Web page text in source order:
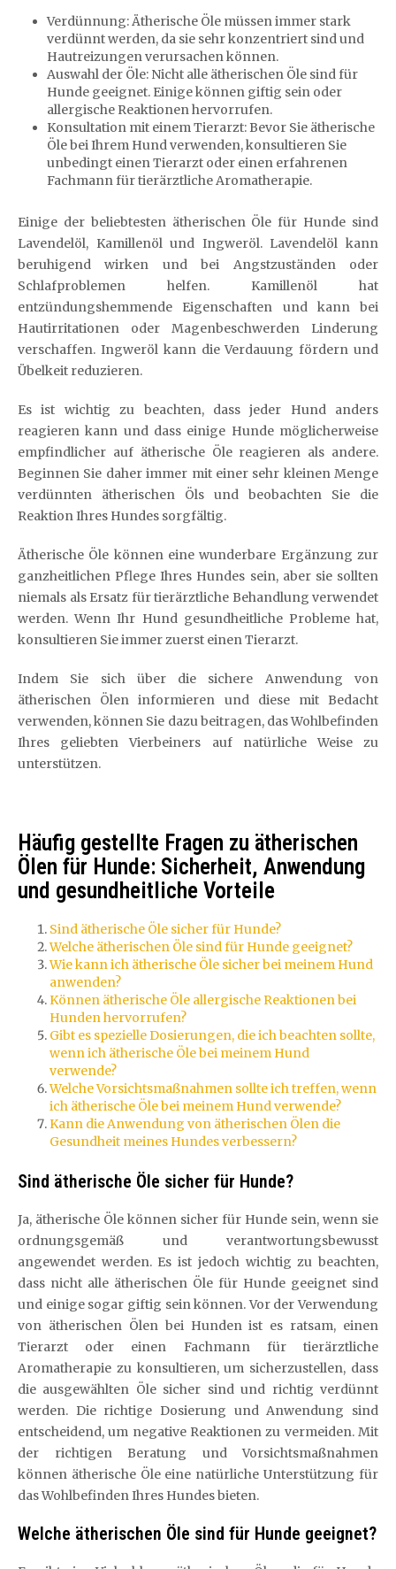
Verdünnung: Ätherische Öle müssen immer stark
verdünnt werden, da sie sehr konzentriert sind und
Hautreizungen verursachen können.
Auswahl der Öle: Nicht alle ätherischen Öle sind für
Hunde geeignet. Einige können giftig sein oder
allergische Reaktionen hervorrufen.
Konsultation mit einem Tierarzt: Bevor Sie ätherische
Öle bei Ihrem Hund verwenden, konsultieren Sie
unbedingt einen Tierarzt oder einen erfahrenen
Fachmann für tierärztliche Aromatherapie.
Einige der beliebtesten ätherischen Öle für Hunde sind
Lavendelöl, Kamillenöl und Ingweröl. Lavendelöl kann
beruhigend wirken und bei Angstzuständen oder
Schlafproblemen helfen. Kamillenöl hat
entzündungshemmende Eigenschaften und kann bei
Hautirritationen oder Magenbeschwerden Linderung
verschaffen. Ingweröl kann die Verdauung fördern und
Übelkeit reduzieren.
Es ist wichtig zu beachten, dass jeder Hund anders
reagieren kann und dass einige Hunde möglicherweise
empfindlicher auf ätherische Öle reagieren als andere.
Beginnen Sie daher immer mit einer sehr kleinen Menge
verdünnten ätherischen Öls und beobachten Sie die
Reaktion Ihres Hundes sorgfältig.
Ätherische Öle können eine wunderbare Ergänzung zur
ganzheitlichen Pflege Ihres Hundes sein, aber sie sollten
niemals als Ersatz für tierärztliche Behandlung verwendet
werden. Wenn Ihr Hund gesundheitliche Probleme hat,
konsultieren Sie immer zuerst einen Tierarzt.
Indem Sie sich über die sichere Anwendung von
ätherischen Ölen informieren und diese mit Bedacht
verwenden, können Sie dazu beitragen, das Wohlbefinden
Ihres geliebten Vierbeiners auf natürliche Weise zu
unterstützen.
Häufig gestellte Fragen zu ätherischen
Ölen für Hunde: Sicherheit, Anwendung
und gesundheitliche Vorteile
Sind ätherische Öle sicher für Hunde?
Welche ätherischen Öle sind für Hunde geeignet?
Wie kann ich ätherische Öle sicher bei meinem Hund
anwenden?
Können ätherische Öle allergische Reaktionen bei
Hunden hervorrufen?
Gibt es spezielle Dosierungen, die ich beachten sollte,
wenn ich ätherische Öle bei meinem Hund
verwende?
Welche Vorsichtsmaßnahmen sollte ich treffen, wenn
ich ätherische Öle bei meinem Hund verwende?
Kann die Anwendung von ätherischen Ölen die
Gesundheit meines Hundes verbessern?
Sind ätherische Öle sicher für Hunde?
Ja, ätherische Öle können sicher für Hunde sein, wenn sie
ordnungsgemäß und verantwortungsbewusst
angewendet werden. Es ist jedoch wichtig zu beachten,
dass nicht alle ätherischen Öle für Hunde geeignet sind
und einige sogar giftig sein können. Vor der Verwendung
von ätherischen Ölen bei Hunden ist es ratsam, einen
Tierarzt oder einen Fachmann für tierärztliche
Aromatherapie zu konsultieren, um sicherzustellen, dass
die ausgewählten Öle sicher sind und richtig verdünnt
werden. Die richtige Dosierung und Anwendung sind
entscheidend, um negative Reaktionen zu vermeiden. Mit
der richtigen Beratung und Vorsichtsmaßnahmen
können ätherische Öle eine natürliche Unterstützung für
das Wohlbefinden Ihres Hundes bieten.
Welche ätherischen Öle sind für Hunde geeignet?